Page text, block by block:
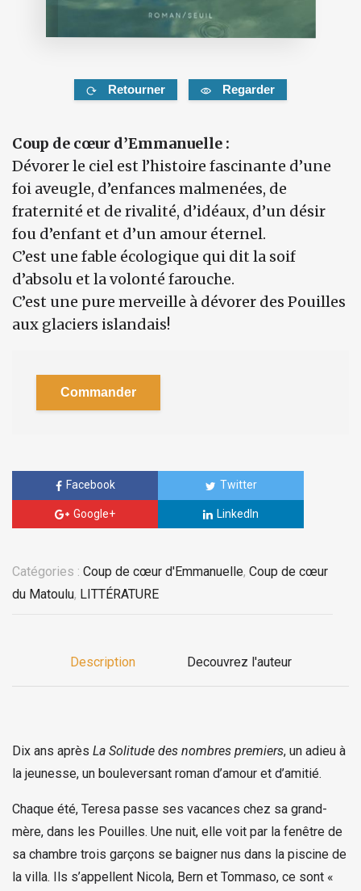
Retourner Regarder
Coup de cœur d’Emmanuelle :
Dévorer le ciel est l’histoire fascinante d’une
foi aveugle, d’enfances malmenées, de
fraternité et de rivalité, d’idéaux, d’un désir
fou d’enfant et d’un amour éternel.
C’est une fable écologique qui dit la soif
d’absolu et la volonté farouche.
C’est une pure merveille à dévorer des Pouilles
aux glaciers islandais!
Commander
Facebook Twitter
Google+ LinkedIn
Catégories : Coup de cœur d'Emmanuelle, Coup de cœur
du Matoulu, LITTÉRATURE
Description Decouvrez l'auteur
Dix ans après La Solitude des nombres premiers, un adieu à
la jeunesse, un bouleversant roman d’amour et d’amitié.
Chaque été, Teresa passe ses vacances chez sa grand-
mère, dans les Pouilles. Une nuit, elle voit par la fenêtre de
sa chambre trois garçons se baigner nus dans la piscine de
la villa. Ils s’appellent Nicola, Bern et Tommaso, ce sont «